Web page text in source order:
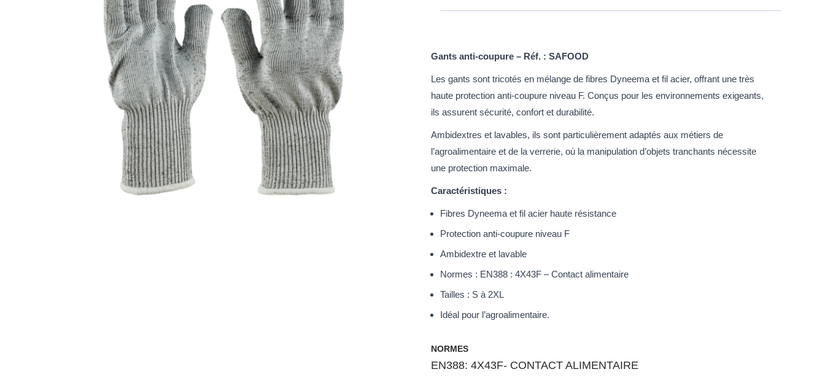
Gants anti-coupure – Réf. : SAFOOD
Les gants sont tricotés en mélange de fibres Dyneema et fil acier, offrant une très
haute protection anti-coupure niveau F. Conçus pour les environnements exigeants,
ils assurent sécurité, confort et durabilité.
Ambidextres et lavables, ils sont particulièrement adaptés aux métiers de
l’agroalimentaire et de la verrerie, où la manipulation d’objets tranchants nécessite
une protection maximale.
Caractéristiques :
Fibres Dyneema et fil acier haute résistance
Protection anti-coupure niveau F
Ambidextre et lavable
Normes : EN388 : 4X43F – Contact alimentaire
Tailles : S à 2XL
Idéal pour l’agroalimentaire.
NORMES
EN388: 4X43F- CONTACT ALIMENTAIRE